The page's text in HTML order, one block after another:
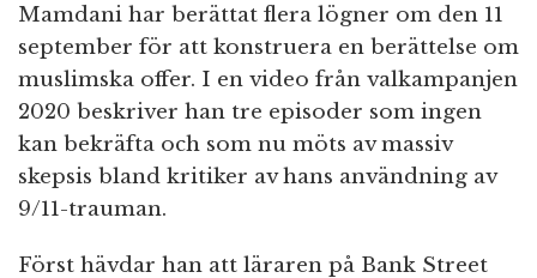
Mamdani har berättat flera lögner om den 11
september för att konstruera en berättelse om
muslimska offer. I en video från valkampanjen
2020 beskriver han tre episoder som ingen
kan bekräfta och som nu möts av massiv
skepsis bland kritiker av hans användning av
9/11-trauman.
Först hävdar han att läraren på Bank Street